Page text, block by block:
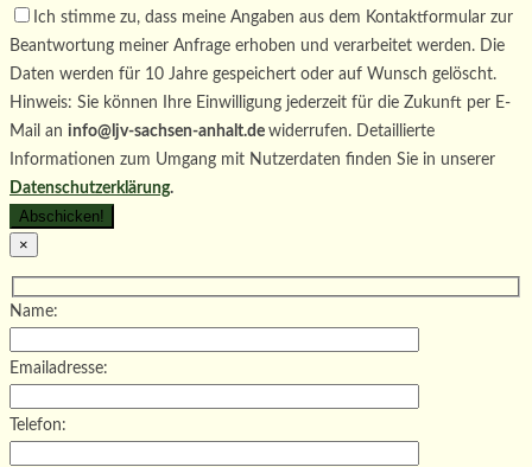
Ich stimme zu, dass meine Angaben aus dem Kontaktformular zur
Beantwortung meiner Anfrage erhoben und verarbeitet werden. Die
Daten werden für 10 Jahre gespeichert oder auf Wunsch gelöscht.
Hinweis: Sie können Ihre Einwilligung jederzeit für die Zukunft per E-
Mail an info@ljv-sachsen-anhalt.de widerrufen. Detaillierte
Informationen zum Umgang mit Nutzerdaten finden Sie in unserer
Datenschutzerklärung.
×
Name:
Emailadresse:
Telefon: